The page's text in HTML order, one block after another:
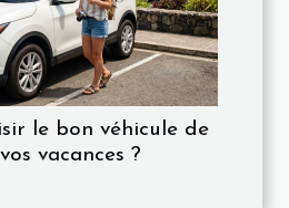
le bon véhicule de
vacances ?